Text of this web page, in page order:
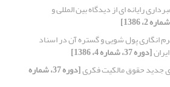
رایانه ای از دیدگاه بین المللی و
انگاری پول شویی و گستره آن در اسناد
[دوره 37، شماره 4، 1386]
جدید حقوق مالکیت فکری [دوره 37، شماره